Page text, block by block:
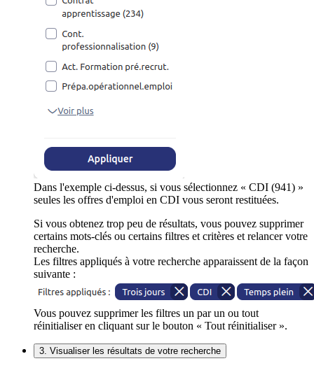
Dans l'exemple ci-dessus, si vous sélectionnez « CDI (941) »
seules les offres d'emploi en CDI vous seront restituées.
Si vous obtenez trop peu de résultats, vous pouvez supprimer
certains mots-clés ou certains filtres et critères et relancer votre
recherche.
Les filtres appliqués à votre recherche apparaissent de la façon
suivante :
Vous pouvez supprimer les filtres un par un ou tout
réinitialiser en cliquant sur le bouton « Tout réinitialiser ».
3. Visualiser les résultats de votre recherche